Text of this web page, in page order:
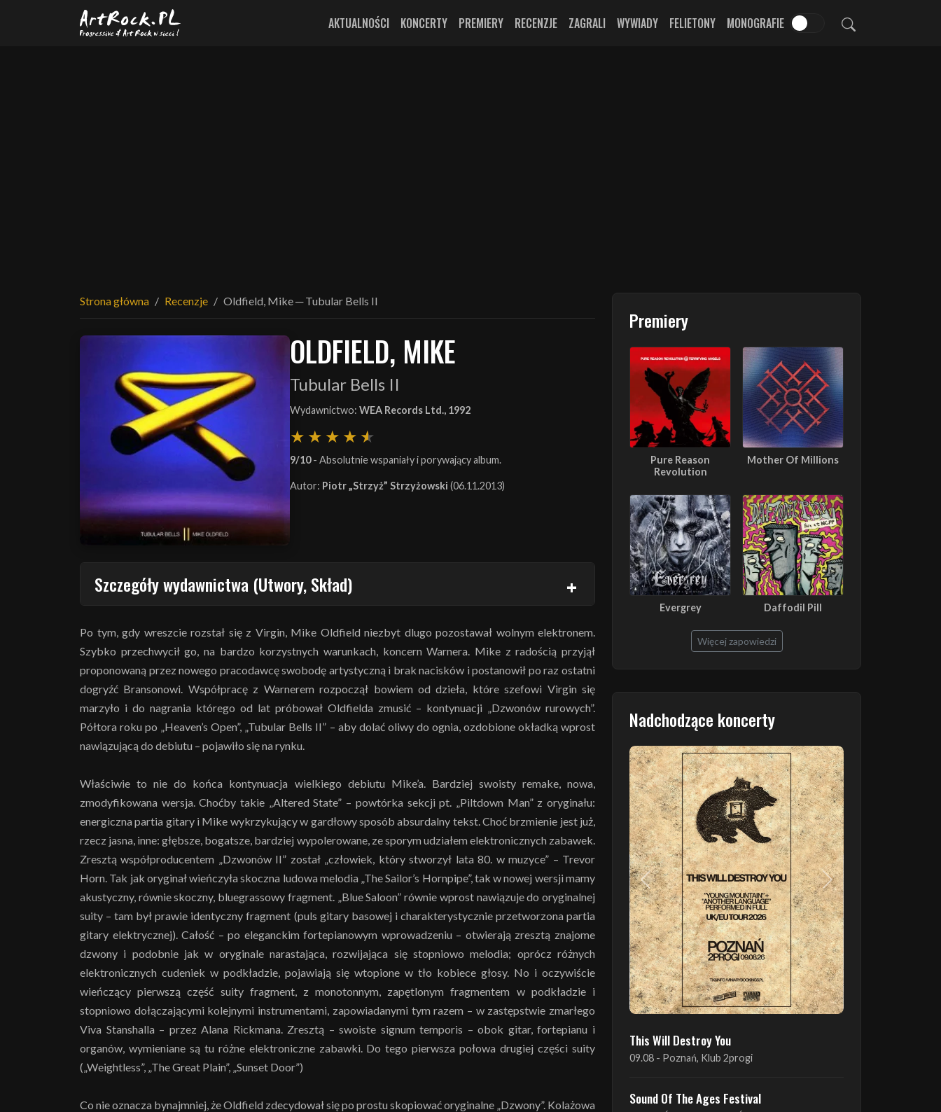
Przejdź do treści głównej
AKTUALNOŚCI KONCERTY PREMIERY RECENZJE ZAGRALI WYWIADY FELIETONY MONOGRAFIE
Strona główna Recenzje Oldfield, Mike ─ Tubular Bells II
OLDFIELD, MIKE
Tubular Bells II
Wydawnictwo: WEA Records Ltd., 1992
9/10- Absolutnie wspaniały i porywający album.
Autor: Piotr „Strzyż” Strzyżowski (06.11.2013)
Szczegóły wydawnictwa (Utwory, Skład)
Po tym, gdy wreszcie rozstał się z Virgin, Mike Oldfield niezbyt dlugo pozostawał wolnym elektronem.
Szybko przechwycił go, na bardzo korzystnych warunkach, koncern Warnera. Mike z radością przyjął
proponowaną przez nowego pracodawcę swobodę artystyczną i brak nacisków i postanowił po raz ostatni
dogryźć Bransonowi. Współpracę z Warnerem rozpoczął bowiem od dzieła, które szefowi Virgin się
marzyło i do nagrania którego od lat próbował Oldfielda zmusić – kontynuacji „Dzwonów rurowych”.
Półtora roku po „Heaven’s Open”, „Tubular Bells II” – aby dolać oliwy do ognia, ozdobione okładką wprost
nawiązującą do debiutu – pojawiło się na rynku.
Właściwie to nie do końca kontynuacja wielkiego debiutu Mike’a. Bardziej swoisty remake, nowa,
zmodyfikowana wersja. Choćby takie „Altered State” – powtórka sekcji pt. „Piltdown Man” z oryginału:
energiczna partia gitary i Mike wykrzykujący w gardłowy sposób absurdalny tekst. Choć brzmienie jest już,
rzecz jasna, inne: głębsze, bogatsze, bardziej wypolerowane, ze sporym udziałem elektronicznych zabawek.
Zresztą współproducentem „Dzwonów II” został „człowiek, który stworzył lata 80. w muzyce” – Trevor
Horn. Tak jak oryginał wieńczyła skoczna ludowa melodia „The Sailor’s Hornpipe”, tak w nowej wersji mamy
akustyczny, równie skoczny, bluegrassowy fragment. „Blue Saloon” równie wprost nawiązuje do oryginalnej
suity – tam był prawie identyczny fragment (puls gitary basowej i charakterystycznie przetworzona partia
gitary elektrycznej). Całość – po eleganckim fortepianowym wprowadzeniu – otwierają zresztą znajome
dzwony i podobnie jak w oryginale narastająca, rozwijająca się stopniowo melodia; oprócz różnych
elektronicznych cudeniek w podkładzie, pojawiają się wtopione w tło kobiece głosy. No i oczywiście
wieńczący pierwszą część suity fragment, z monotonnym, zapętlonym fragmentem w podkładzie i
stopniowo dołączającymi kolejnymi instrumentami, zapowiadanymi tym razem – w zastępstwie zmarłego
Viva Stanshalla – przez Alana Rickmana. Zresztą – swoiste signum temporis – obok gitar, fortepianu i
organów, wymieniane są tu różne elektroniczne zabawki. Do tego pierwsza połowa drugiej części suity
(„Weightless”, „The Great Plain”, „Sunset Door”)
Co nie oznacza bynajmniej, że Oldfield zdecydował się po prostu skopiować oryginalne „Dzwony”. Kolażowa
Premiery
Pure Reason
Revolution
Mother Of Millions
Evergrey Daffodil Pill
Więcej zapowiedzi
Nadchodzące koncerty
Poprzedni Następny
This Will Destroy You
09.08 - Poznań, Klub 2progi
Sound Of The Ages Festival
22.08 - Ćmielów, Zamek Ćmielów
INO-ROCK FESTIVAL